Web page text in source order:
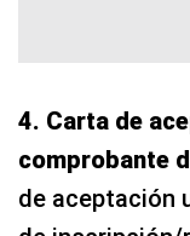
4. Carta de
comprobante
de aceptación